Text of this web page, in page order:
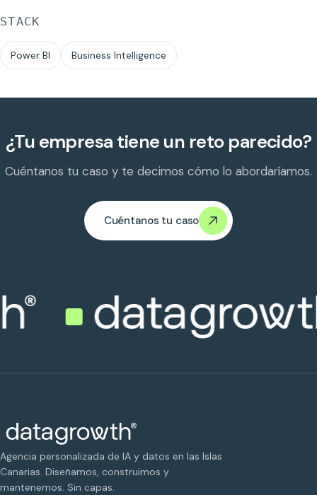
STACK
Power BI Business Intelligence
¿Tu empresa tiene un reto parecido?
Cuéntanos tu caso y te decimos cómo lo abordaríamos.
Cuéntanos tu caso
Agencia personalizada de IA y datos en las Islas
Canarias. Diseñamos, construimos y
mantenemos. Sin capas.